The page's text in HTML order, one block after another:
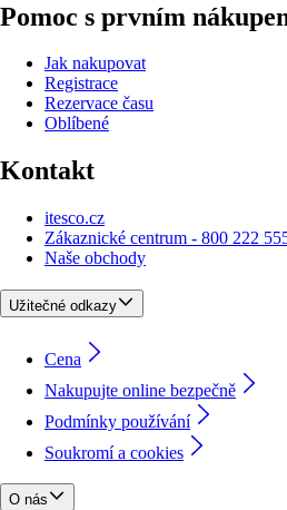
Pomoc s prvním
Jak nakupovat
Registrace
Rezervace času
Oblíbené
Kontakt
itesco.cz
Zákaznické centrum - 800 222
Naše obchody
Užitečné odkazy
Cena
Nakupujte online bezpečně
Podmínky používání
Soukromí a cookies
O nás